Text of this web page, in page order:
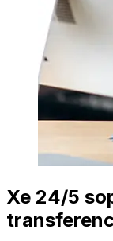
Xe 24/5